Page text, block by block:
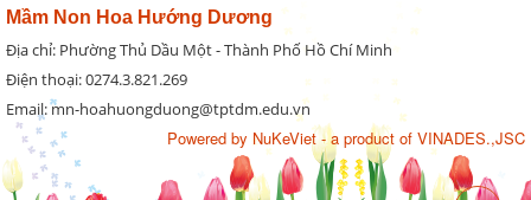
Mầm Non Hoa Hướng Dương
Địa chỉ: Phường Thủ Dầu Một - Thành Phố Hồ Chí Minh
Điện thoại: 0274.3.821.269
Email: mn-hoahuongduong@tptdm.edu.vn
Powered by NuKeViet - a product of VINADES.,JSC